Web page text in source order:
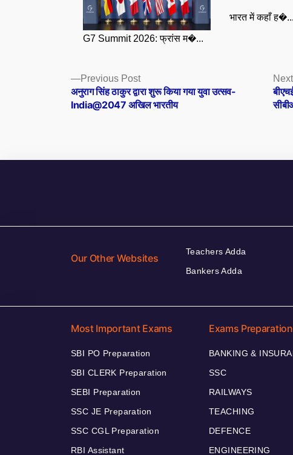
G7 Summit 2026: फ्रांस म�...
भारत में कहाँ ह�...
Posts
navigation
Previous PostPrevious
post:
अनुराग सिंह ठाकुर द्वारा शुरू किया गया युवा उत्सव-
India@2047 अखिल भारतीय
Our Other Websites
Teachers Adda
Bankers Adda
Most Important Exams
SBI PO Preparation
SBI CLERK Preparation
SEBI Preparation
SSC JE Preparation
SSC CGL Preparation
RBI Assistant
Exams Preparation
BANKING &
SSC
RAILWAYS
TEACHING
DEFENCE
ENGINEERING